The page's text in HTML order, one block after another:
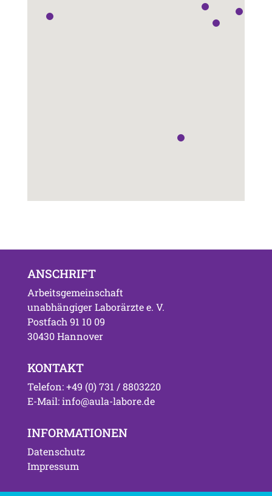
ANSCHRIFT
Arbeitsgemeinschaft
unabhängiger Laborärzte e. V.
Postfach 91 10 09
30430 Hannover
KONTAKT
Telefon: +49 (0) 731 / 8803220
E-Mail: info@aula-labore.de
INFORMATIONEN
Datenschutz
Impressum